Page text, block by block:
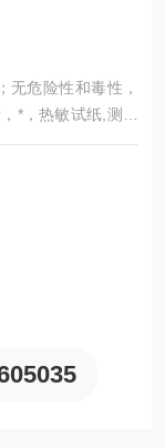
无危险性和毒性，
*，热敏试纸,测温